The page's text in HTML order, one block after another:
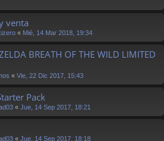
venta
« Mié, 14 Mar 2018, 19:34
BREATH OF THE WILD LIMITED
« Vie, 22 Dic 2017, 15:43
Pack
« Jue, 14 Sep 2017, 18:21
« Jue, 14 Sep 2017, 18:18